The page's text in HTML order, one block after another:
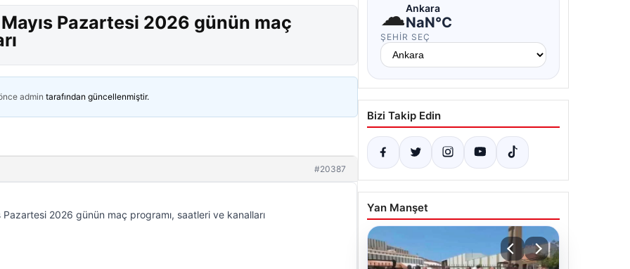
Pazartesi 2026 günün maç
admin tarafından güncellenmiştir.
#20387
2026 günün maç programı, saatleri ve kanalları
☁Ankara
NaN°C
ŞEHIR SEÇ
Bizi Takip Edin
Yan Manşet